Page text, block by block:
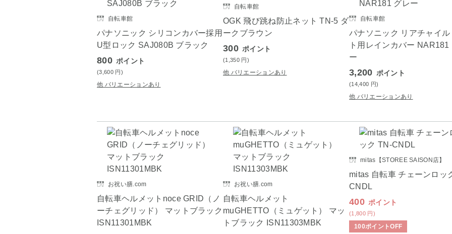
自転車館
パナソニック シリコンカバー採用
U型ロック SAJ080B ブラック
800 ポイント
(3,600 円)
他 バリエーションあり
自転車館
OGK 飛び跳ね防止ネット TN-5 ダ
ークブラウン
300 ポイント
(1,350 円)
他 バリエーションあり
自転車館
パナソニック リアチャイル
ト用レインカバー NAR181
ー
3,200 ポイント
(14,400 円)
他 バリエーションあり
お祝い膳.com
自転車ヘルメットnoce GRID（ノ
ーチェグリッド） マットブラック
ISN11301MBK
お祝い膳.com
自転車ヘルメット
muGHETTO（ミュゲット） マッ
トブラック ISN11303MBK
mitas【STOREE SAISON店】
mitas 自転車 チェーンロッ
CNDL
400 ポイント
(1,800 円)
100ポイントOFF